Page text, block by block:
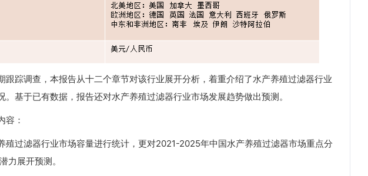
跟踪调查，本报告从十二个章节对该行业展开分析，着重介绍了水产养殖过滤器行业
基于已有数据，报告还对水产养殖过滤器行业市场发展趋势做出预测。
容：
殖过滤器行业市场容量进行统计，更对2021-2025年中国水产养殖过滤器市场重点分
力展开预测。